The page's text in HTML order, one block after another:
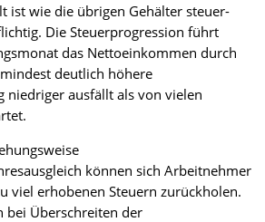
ist wie die übrigen Gehälter steuer-
Die Steuerprogression führt
das Nettoeinkommen durch
deutlich höhere
niedriger ausfällt als von vielen
können sich Arbeitnehmer
viel erhobenen Steuern zurückholen.
bei Überschreiten der